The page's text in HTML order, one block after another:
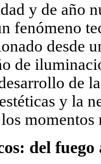
y de año
fenómeno
desde
de
de
y la
momentos
del